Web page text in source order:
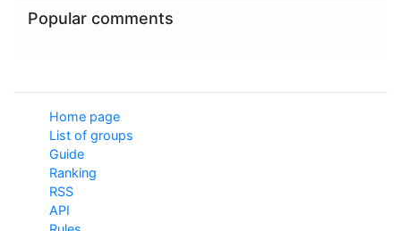
Popular comments
Home page
List of groups
Guide
Ranking
RSS
API